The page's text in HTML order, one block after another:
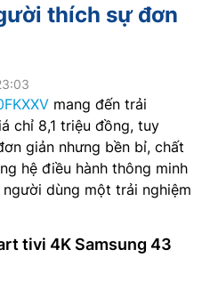
thích sự đơn
mang đến trải
chỉ 8,1 triệu đồng, tuy
giản nhưng bền bỉ, chất
hệ điều hành thông minh
dùng một trải nghiệm
tivi 4K Samsung 43